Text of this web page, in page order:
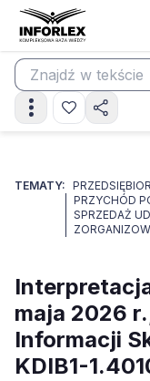
TEMATY:
PRZYCHÓD
SPRZEDAŻ
maja 2026
Informacji
KDIB1-